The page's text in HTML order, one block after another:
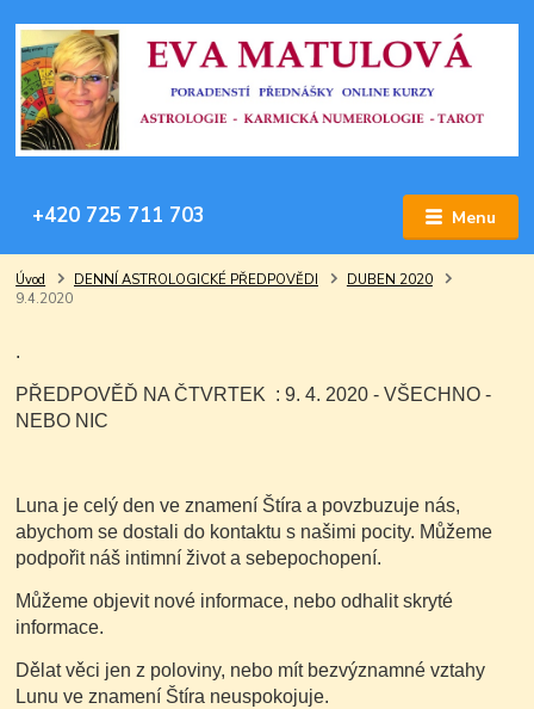
Menu
+420 725 711 703
Úvod DENNÍ ASTROLOGICKÉ PŘEDPOVĚDI
DUBEN 2020
9.4.2020
.
PŘEDPOVĚĎ NA ČTVRTEK : 9. 4. 2020 - VŠECHNO -
NEBO NIC
Luna je celý den ve znamení Štíra a povzbuzuje nás,
abychom se dostali do kontaktu s našimi pocity. Můžeme
podpořit náš intimní život a sebepochopení.
Můžeme objevit nové informace, nebo odhalit skryté
informace.
Dělat věci jen z poloviny, nebo mít bezvýznamné vztahy
Lunu ve znamení Štíra neuspokojuje.